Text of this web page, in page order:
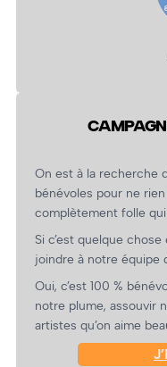
On est à la recherche
bénévoles pour ne
complètement folle qui
Si c’est quelque
joindre à notre équipe
Oui, c’est 100 %
notre plume, assouvir
artistes qu’on aime